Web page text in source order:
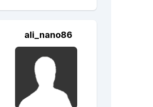
ali_nano86